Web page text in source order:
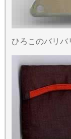
ひろこのバリバ